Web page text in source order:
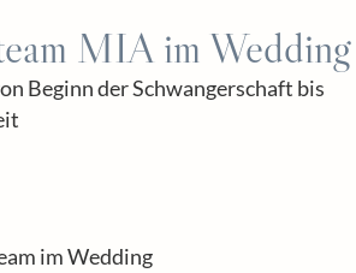
MIA im Wedding
Beginn der Schwangerschaft bis
im Wedding